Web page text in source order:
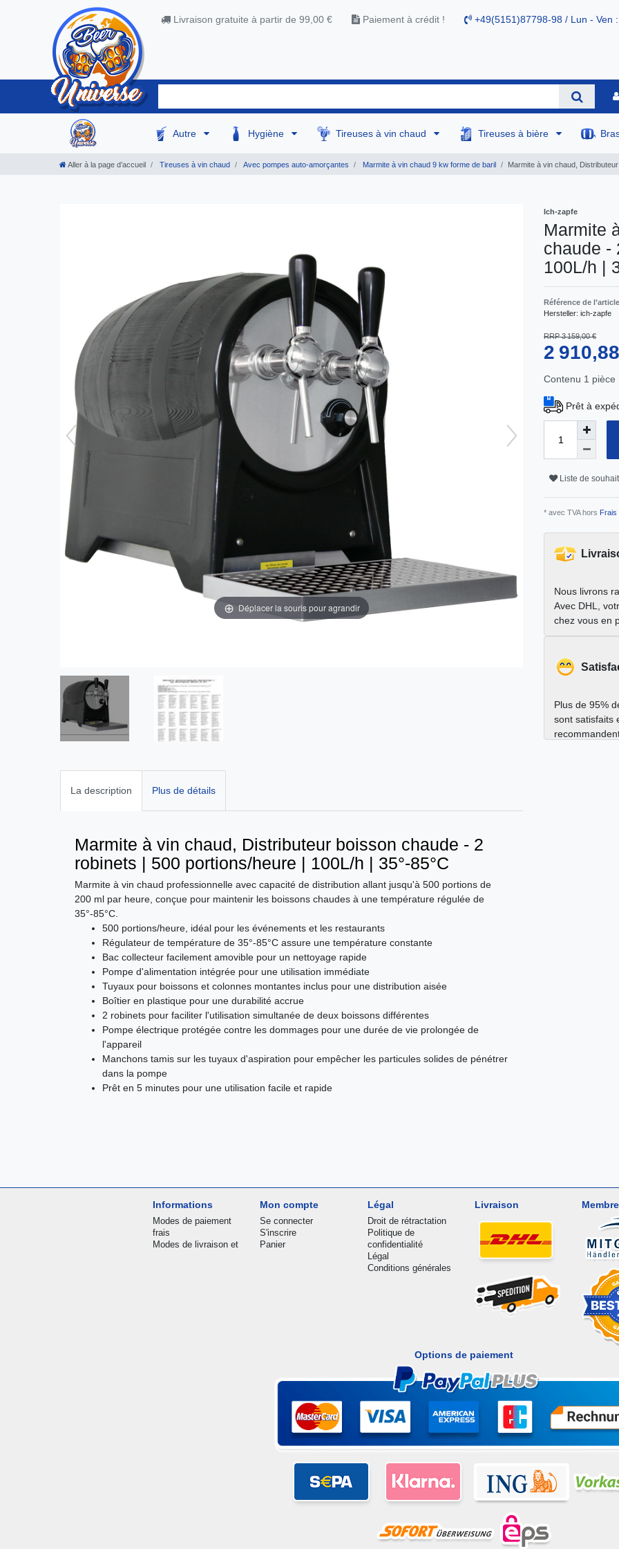
Livraison gratuite à partir de 99,00 € Paiement à crédit ! +49(5151)87798-98 / Lun - Ven
Autre Hygiène Tireuses à vin chaud Tireuses à bière
Aller à la page d’accueil Tireuses à vin chaud Avec pompes auto-amorçantes Marmite à vin chaud 9 kw forme de baril Marmite à vin chaud,
Déplacer la souris pour agrandir
La description Plus de détails
Marmite à vin chaud, Distributeur boisson chaude - 2
robinets | 500 portions/heure | 100L/h | 35°-85°C
Marmite à vin chaud professionnelle avec capacité de distribution allant jusqu'à 500 portions de
200 ml par heure, conçue pour maintenir les boissons chaudes à une température régulée de
35°-85°C.
500 portions/heure, idéal pour les événements et les restaurants
Régulateur de température de 35°-85°C assure une température constante
Bac collecteur facilement amovible pour un nettoyage rapide
Pompe d'alimentation intégrée pour une utilisation immédiate
Tuyaux pour boissons et colonnes montantes inclus pour une distribution aisée
Boîtier en plastique pour une durabilité accrue
2 robinets pour faciliter l'utilisation simultanée de deux boissons différentes
Pompe électrique protégée contre les dommages pour une durée de vie prolongée de
l'appareil
Manchons tamis sur les tuyaux d'aspiration pour empêcher les particules solides de pénétrer
dans la pompe
Prêt en 5 minutes pour une utilisation facile et rapide
Ich-zapfe
Marmite
chaude -
100L/h |
Référence de
Hersteller: ich-zapfe
RRP 3 159,00 €
2
Contenu 1 pièce
Prêt à
Liste de
* avec TVA hors Frais
Nous livrons
Avec DHL,
chez vous en
Plus de 95%
sont satisfaits
Informations
Modes de paiement
frais
Modes de livraison et
Mon compte
Se connecter
S'inscrire
Panier
Légal
Droit de rétractation
Politique de
confidentialité
Légal
Conditions générales
Livraison
Options de paiement